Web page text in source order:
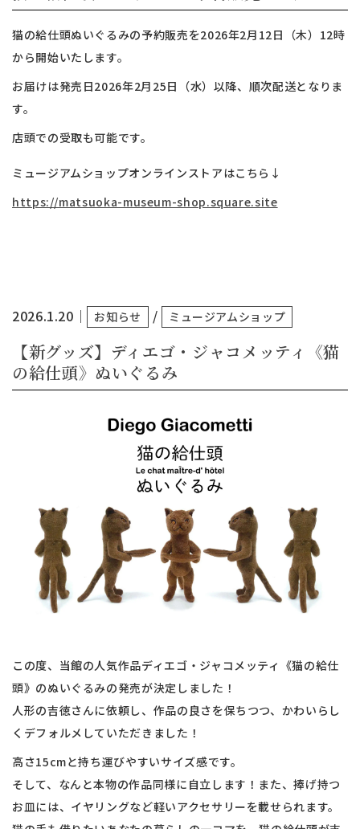
猫の給仕頭ぬいぐるみの予約販売を2026年2月12日（木）12時
から開始いたします。
お届けは発売日2026年2月25日（水）以降、順次配送となりま
す。
店頭での受取も可能です。
ミュージアムショップオンラインストアはこちら↓
https://matsuoka-museum-shop.square.site
2026.1.20 ｜ お知らせ / ミュージアムショップ
【新グッズ】ディエゴ・ジャコメッティ《猫
の給仕頭》ぬいぐるみ
この度、当館の人気作品ディエゴ・ジャコメッティ《猫の給仕
頭》のぬいぐるみの発売が決定しました！
人形の吉徳さんに依頼し、作品の良さを保ちつつ、かわいらし
くデフォルメしていただきました！
高さ15cmと持ち運びやすいサイズ感です。
そして、なんと本物の作品同様に自立します！また、捧げ持つ
お皿には、イヤリングなど軽いアクセサリーを載せられます。